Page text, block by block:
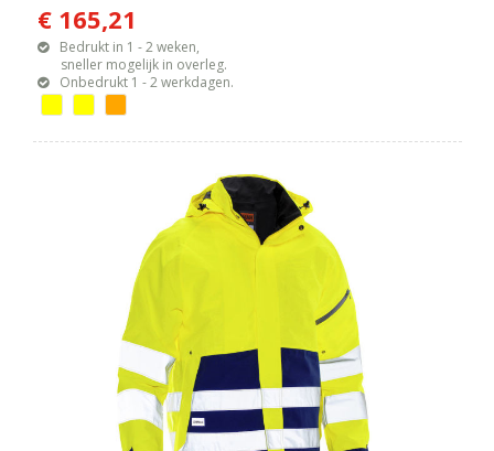
€ 165,21
Bedrukt in 1 - 2 weken,
sneller mogelijk in overleg.
Onbedrukt 1 - 2 werkdagen.